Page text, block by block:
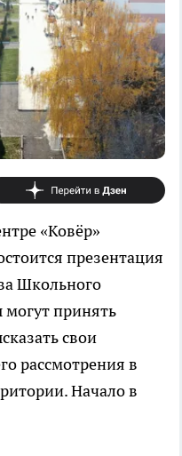
«Ковёр»
презентация
Школьного
принять
свои
рассмотрения в
Начало в